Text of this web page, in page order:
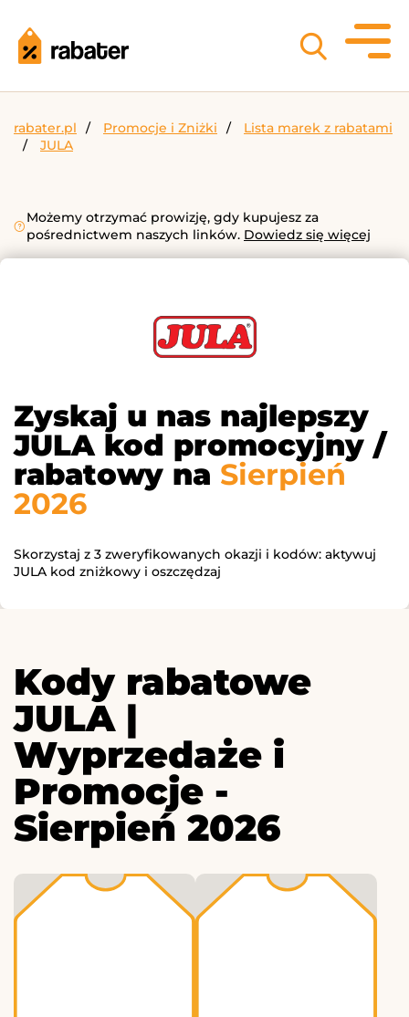
rabater.pl Promocje i Zniżki
Lista marek z rabatami
JULA
Możemy otrzymać prowizję, gdy kupujesz za
pośrednictwem naszych linków. Dowiedz się więcej
Zyskaj u nas najlepszy
JULA kod promocyjny /
rabatowy na Sierpień
2026
Skorzystaj z 3 zweryfikowanych okazji i kodów: aktywuj
JULA kod zniżkowy i oszczędzaj
Kody rabatowe
JULA |
Wyprzedaże i
Promocje -
Sierpień 2026